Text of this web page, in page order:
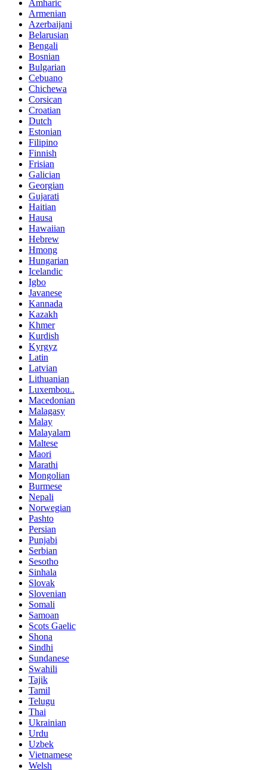
Amharic
Armenian
Azerbaijani
Belarusian
Bengali
Bosnian
Bulgarian
Cebuano
Chichewa
Corsican
Croatian
Dutch
Estonian
Filipino
Finnish
Frisian
Galician
Georgian
Gujarati
Haitian
Hausa
Hawaiian
Hebrew
Hmong
Hungarian
Icelandic
Igbo
Javanese
Kannada
Kazakh
Khmer
Kurdish
Kyrgyz
Latin
Latvian
Lithuanian
Luxembou..
Macedonian
Malagasy
Malay
Malayalam
Maltese
Maori
Marathi
Mongolian
Burmese
Nepali
Norwegian
Pashto
Persian
Punjabi
Serbian
Sesotho
Sinhala
Slovak
Slovenian
Somali
Samoan
Scots Gaelic
Shona
Sindhi
Sundanese
Swahili
Tajik
Tamil
Telugu
Thai
Ukrainian
Urdu
Uzbek
Vietnamese
Welsh